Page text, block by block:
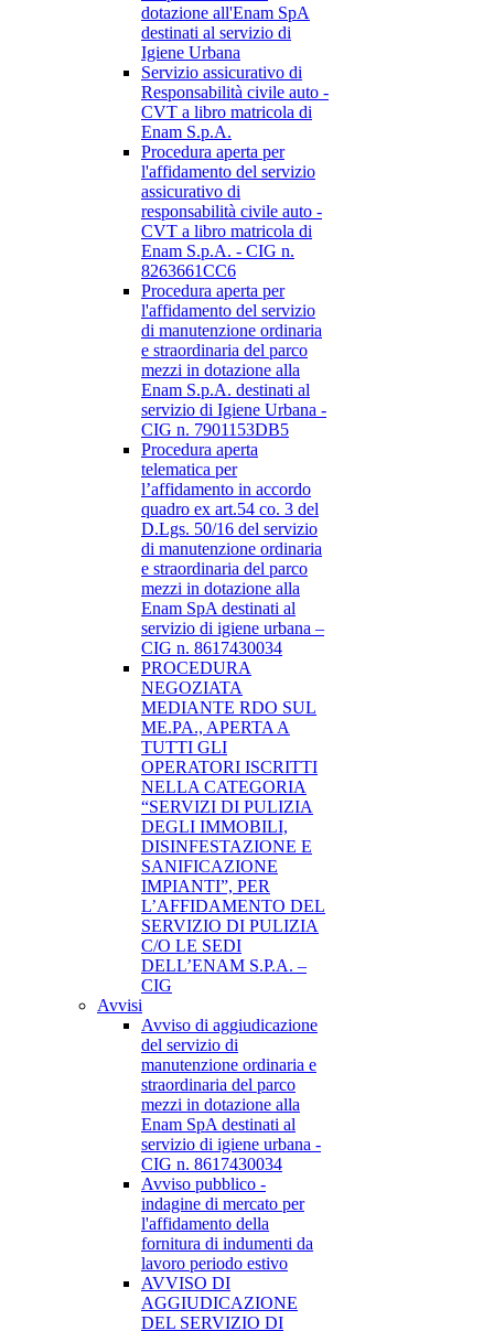
dotazione all'Enam SpA
destinati al servizio di
Igiene Urbana
Servizio assicurativo di
Responsabilità civile auto -
CVT a libro matricola di
Enam S.p.A.
Procedura aperta per
l'affidamento del servizio
assicurativo di
responsabilità civile auto -
CVT a libro matricola di
Enam S.p.A. - CIG n.
8263661CC6
Procedura aperta per
l'affidamento del servizio
di manutenzione ordinaria
e straordinaria del parco
mezzi in dotazione alla
Enam S.p.A. destinati al
servizio di Igiene Urbana -
CIG n. 7901153DB5
Procedura aperta
telematica per
l’affidamento in accordo
quadro ex art.54 co. 3 del
D.Lgs. 50/16 del servizio
di manutenzione ordinaria
e straordinaria del parco
mezzi in dotazione alla
Enam SpA destinati al
servizio di igiene urbana –
CIG n. 8617430034
PROCEDURA
NEGOZIATA
MEDIANTE RDO SUL
ME.PA., APERTA A
TUTTI GLI
OPERATORI ISCRITTI
NELLA CATEGORIA
“SERVIZI DI PULIZIA
DEGLI IMMOBILI,
DISINFESTAZIONE E
SANIFICAZIONE
IMPIANTI”, PER
L’AFFIDAMENTO DEL
SERVIZIO DI PULIZIA
C/O LE SEDI
DELL’ENAM S.P.A. –
CIG
Avvisi
Avviso di aggiudicazione
del servizio di
manutenzione ordinaria e
straordinaria del parco
mezzi in dotazione alla
Enam SpA destinati al
servizio di igiene urbana -
CIG n. 8617430034
Avviso pubblico -
indagine di mercato per
l'affidamento della
fornitura di indumenti da
lavoro periodo estivo
AVVISO DI
AGGIUDICAZIONE
DEL SERVIZIO DI